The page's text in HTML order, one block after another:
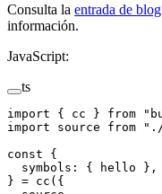
Consulta la entrada de
información.
JavaScript:
ts
import { cc } from
import source from "./
const {
  symbols
: { hello },
} = cc ({